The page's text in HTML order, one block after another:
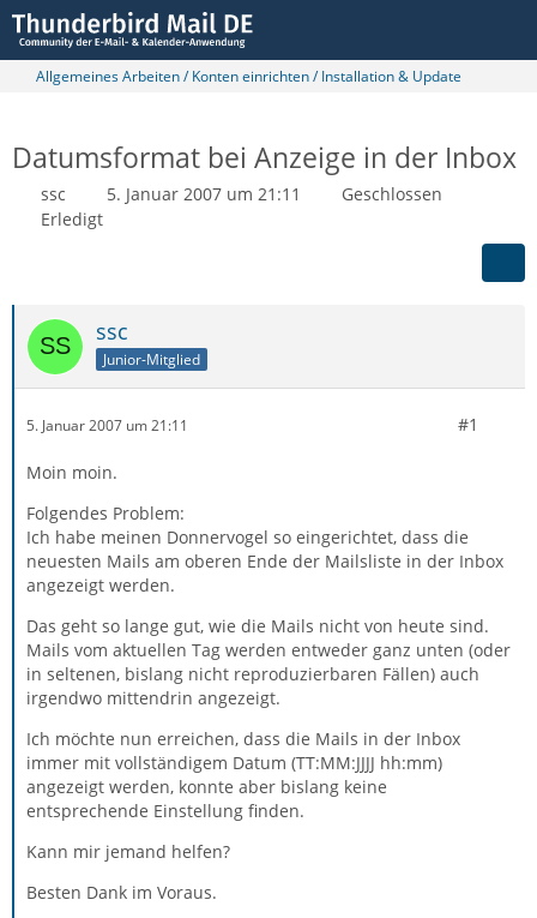
Allgemeines Arbeiten / Konten einrichten / Installation & Update
Datumsformat bei Anzeige in der Inbox
ssc 5. Januar 2007 um 21:11
Geschlossen
Erledigt
ssc
Junior-Mitglied
5. Januar 2007 um 21:11 #1
Moin moin.
Folgendes Problem:
Ich habe meinen Donnervogel so eingerichtet, dass die
neuesten Mails am oberen Ende der Mailsliste in der Inbox
angezeigt werden.
Das geht so lange gut, wie die Mails nicht von heute sind.
Mails vom aktuellen Tag werden entweder ganz unten (oder
in seltenen, bislang nicht reproduzierbaren Fällen) auch
irgendwo mittendrin angezeigt.
Ich möchte nun erreichen, dass die Mails in der Inbox
immer mit vollständigem Datum (TT:MM:JJJJ hh:mm)
angezeigt werden, konnte aber bislang keine
entsprechende Einstellung finden.
Kann mir jemand helfen?
Besten Dank im Voraus.